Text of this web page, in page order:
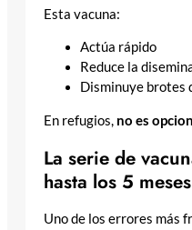
Esta vacuna:
Actúa rápido
Reduce la
Disminuye brotes
En refugios, no es
La serie de
hasta los 5
Uno de los errores más